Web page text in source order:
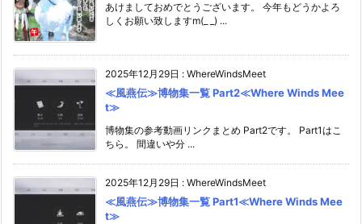
あけましておめでとうございます。 今年もどうかよろ
しくお願い致しますm(_ _) ...
2025年12月29日 : WhereWindsMeet
≪風燕伝≫博物集一覧 Part2≪Where Winds Mee
t≫
博物集の参考動画リンクまとめ Part2です。 Part1はこ
ちら。 間違いや分 ...
2025年12月29日 : WhereWindsMeet
≪風燕伝≫博物集一覧 Part1≪Where Winds Mee
t≫